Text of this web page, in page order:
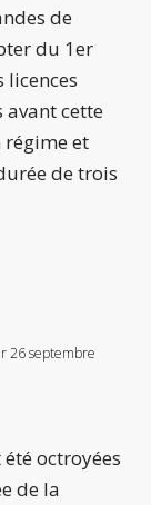
de
du 1er
licences
avant cette
régime et
de trois
26 septembre
octroyées
de la